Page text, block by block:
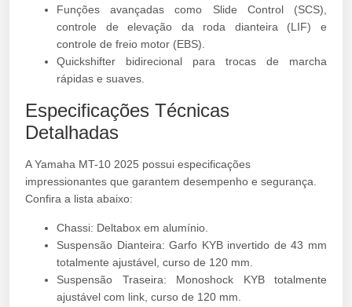
Funções avançadas como Slide Control (SCS),
controle de elevação da roda dianteira (LIF) e
controle de freio motor (EBS).
Quickshifter bidirecional para trocas de marcha
rápidas e suaves.
Especificações Técnicas
Detalhadas
A Yamaha MT-10 2025 possui especificações
impressionantes que garantem desempenho e segurança.
Confira a lista abaixo:
Chassi: Deltabox em alumínio.
Suspensão Dianteira: Garfo KYB invertido de 43 mm
totalmente ajustável, curso de 120 mm.
Suspensão Traseira: Monoshock KYB totalmente
ajustável com link, curso de 120 mm.